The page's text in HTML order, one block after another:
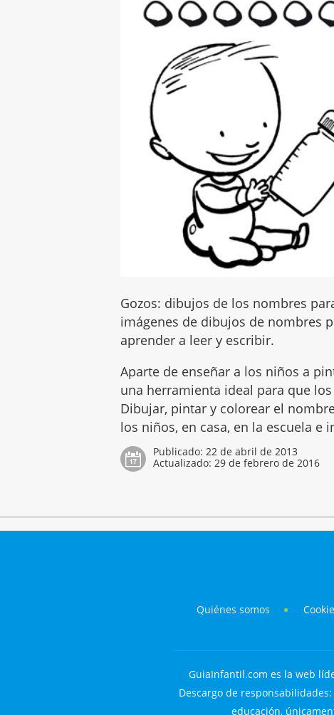
Gozos: dibujos de los nombres
imágenes de dibujos de nombres
aprender a leer y escribir.
Aparte de enseñar a los niños a
una herramienta ideal para que
Dibujar, pintar y colorear el
los niños, en casa, en la escuela e
Publicado:22 de abril de 2013
Actualizado:29 de febrero de 2016
Quiénes somos
GuiaInfantil.com es la web
Descargo de
educación,